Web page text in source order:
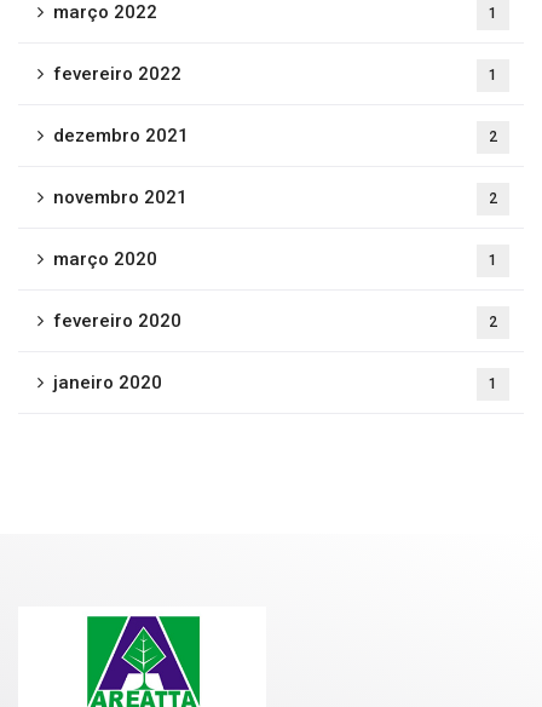
março 2022 1
fevereiro 2022 1
dezembro 2021 2
novembro 2021 2
março 2020 1
fevereiro 2020 2
janeiro 2020 1